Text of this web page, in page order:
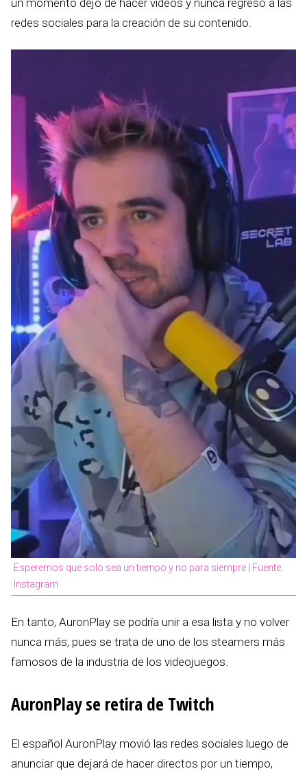
un momento dejó de hacer videos y nunca regresó a las
redes sociales para la creación de su contenido.
Esperemos que solo sea un tiempo y no para siempre | Fuente:
Instagram
En tanto, AuronPlay se podría unir a esa lista y no volver
nunca más, pues se trata de uno de los steamers más
famosos de la industria de los videojuegos.
AuronPlay se retira de Twitch
El español AuronPlay movió las redes sociales luego de
anunciar que dejará de hacer directos por un tiempo,